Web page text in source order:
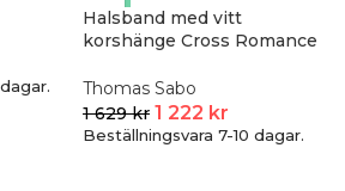
Halsband med vitt
korshänge Cross Romance
Thomas Sabo
1 629kr 1 222 kr
Beställningsvara 7-10 dagar.